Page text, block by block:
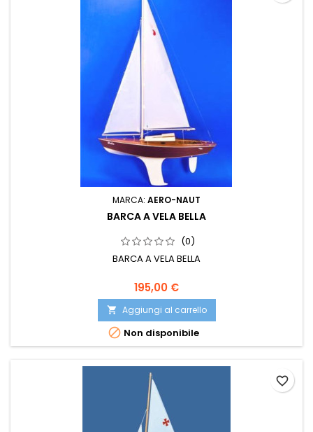
MARCA: AERO-NAUT
BARCA A VELA BELLA
(0)
BARCA A VELA BELLA
195,00 €
 Aggiungi al carrello
 Non disponibile
favorite_border